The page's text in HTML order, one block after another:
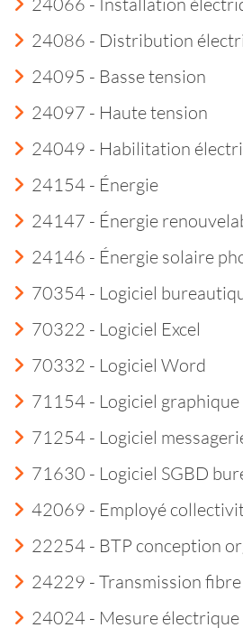
24086 - Distribution
24095 - Basse tension
24097 - Haute tension
24049 - Habilitation
24154 - Énergie
24147 - Énergie
24146 - Énergie solaire
70354 - Logiciel
70322 - Logiciel Excel
70332 - Logiciel Word
71154 - Logiciel graphique
71254 - Logiciel
71630 - Logiciel SGBD
42069 - Employé
22254 - BTP conception
24229 - Transmission
24024 - Mesure électrique